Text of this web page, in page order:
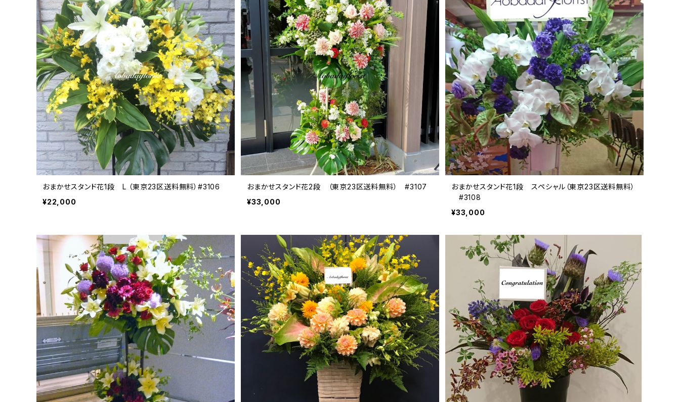
おまかせスタンド花1段 L （東京23区送料無料）#3106
¥22,000
おまかせスタンド花2段 （東京23区送料無料） #3107
¥33,000
おまかせスタンド花1段 スペシャル（東京23区送料無料）
#3108
¥33,000